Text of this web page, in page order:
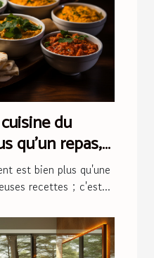
du
qu'un repas,
est bien plus qu'une
recettes ; c'est...